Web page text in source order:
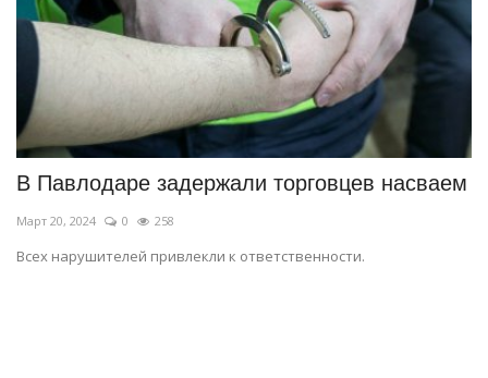
МИР
СПЕЦПРОЕКТЫ
СПОРТ
Чек-лист
РАЗВЛЕЧЕНИЯ
В Павлодаре задержали торговцев насваем
Март 20, 2024 0 258
Всех нарушителей привлекли к ответственности.